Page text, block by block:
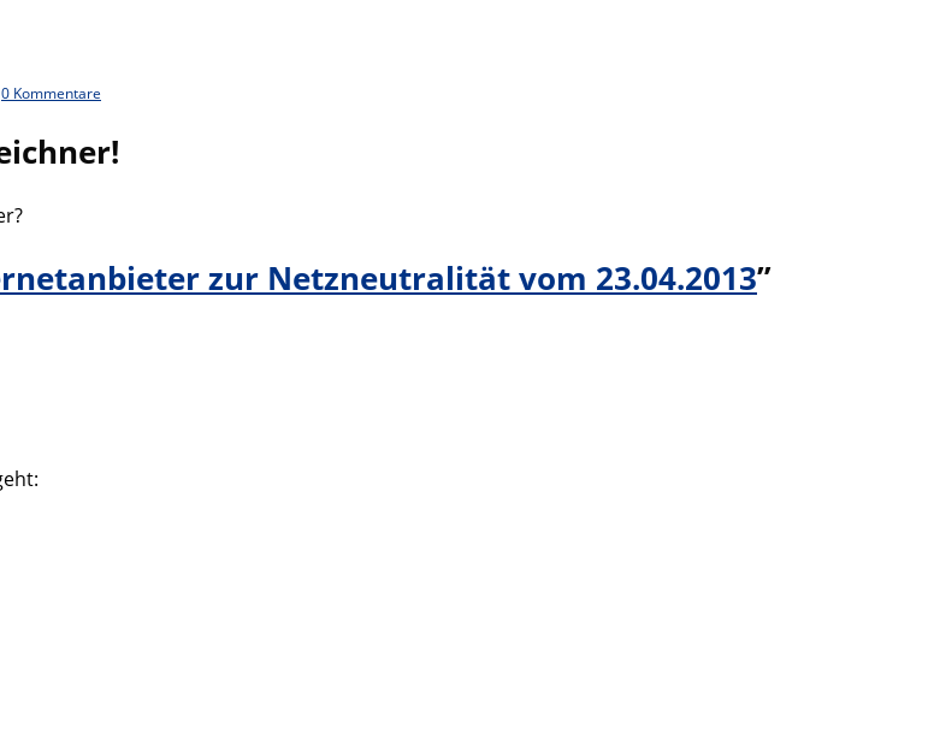
0 Kommentare
zur Netzneutralität vom 23.04.2013”